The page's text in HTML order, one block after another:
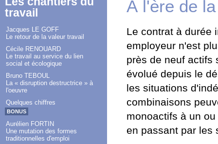
travail
Jacques LE GOFF
Le retour de la valeur travail
Cécile RENOUARD
Le travail au service du lien
social et écologique
Bruno TEBOUL
La « disruption destructrice » à
l'oeuvre
Quelques chiffres
BONUS
Aurélien FORTIN
Une mutation des formes
traditionnelles d'emploi
À l'ère de
Le contrat à durée
employeur n'est
près de neuf actifs
évolué depuis le
les situations
combinaisons
monoactifs à un
en passant par les